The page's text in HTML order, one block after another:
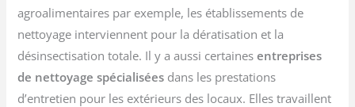
agroalimentaires par exemple, les établissements de
nettoyage interviennent pour la dératisation et la
désinsectisation totale. Il y a aussi certaines entreprises
de nettoyage spécialisées dans les prestations
d’entretien pour les extérieurs des locaux. Elles travaillent